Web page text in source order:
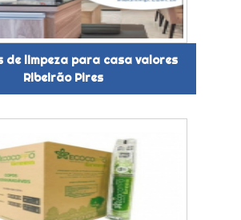
de limpeza para casa valores
Ribeirão Pires